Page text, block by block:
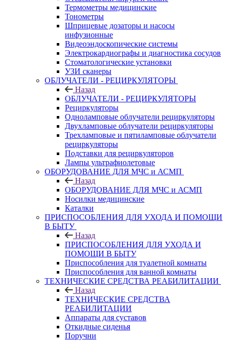
Термометры медицинские
Тонометры
Шприцевые дозаторы и насосы
инфузионные
Видеоэндоскопические системы
Электрокардиографы и диагностика сосудов
Стоматологические установки
УЗИ сканеры
ОБЛУЧАТЕЛИ - РЕЦИРКУЛЯТОРЫ
Назад
ОБЛУЧАТЕЛИ - РЕЦИРКУЛЯТОРЫ
Рециркуляторы
Одноламповые облучатели рециркуляторы
Двухламповые облучатели рециркуляторы
Трехламповые и пятиламповые облучатели
рециркуляторы
Подставки для рециркуляторов
Лампы ультрафиолетовые
ОБОРУДОВАНИЕ ДЛЯ МЧС и АСМП
Назад
ОБОРУДОВАНИЕ ДЛЯ МЧС и АСМП
Носилки медицинские
Каталки
ПРИСПОСОБЛЕНИЯ ДЛЯ УХОДА И ПОМОЩИ
В БЫТУ
Назад
ПРИСПОСОБЛЕНИЯ ДЛЯ УХОДА И
ПОМОЩИ В БЫТУ
Приспособления для туалетной комнаты
Приспособления для ванной комнаты
ТЕХНИЧЕСКИЕ СРЕДСТВА РЕАБИЛИТАЦИИ
Назад
ТЕХНИЧЕСКИЕ СРЕДСТВА
РЕАБИЛИТАЦИИ
Аппараты для суставов
Откидные сиденья
Поручни